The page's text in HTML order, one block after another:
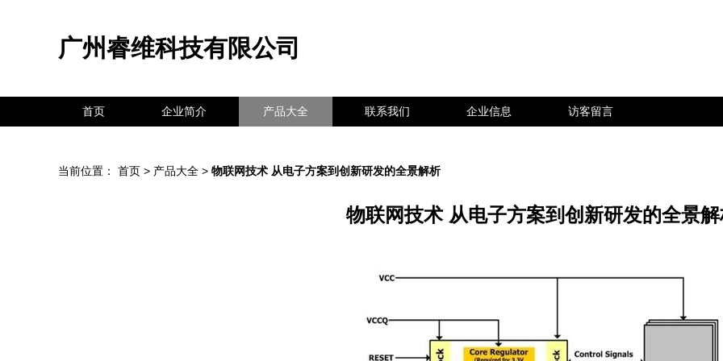
广州睿维科技有限公司
首页 企业简介 产品大全 联系我们 企业信息 访客留言
当前位置： 首页 > 产品大全 > 物联网技术 从电子方案到创新研发的全景解析
物联网技术 从电子方案到创新研发的全景